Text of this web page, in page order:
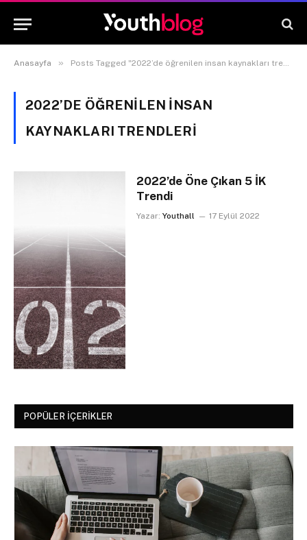
Anasayfa » Posts Tagged "2022’de öğrenilen insan kaynakları trendleri"
2022’DE ÖĞRENILEN INSAN
KAYNAKLARI TRENDLERI
2022’de Öne Çıkan 5 İK
Trendi
Yazar: Youthall 17 Eylül 2022
POPÜLER İÇERIKLER